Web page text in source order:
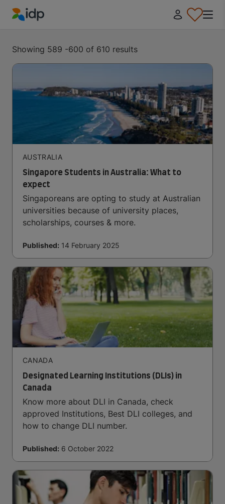
Showing 589 -600 of 610 results
AUSTRALIA
Singapore Students in Australia: What to
expect
Singaporeans are opting to study at Australian
universities because of university places,
scholarships, courses & more.
Published: 14 February 2025
CANADA
Designated Learning Institutions (DLIs) in
Canada
Know more about DLI in Canada, check
approved Institutions, Best DLI colleges, and
how to change DLI number.
Published: 6 October 2022